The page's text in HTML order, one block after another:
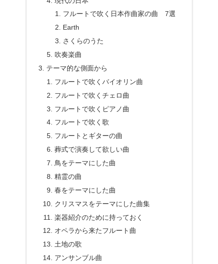
フルートで吹く日本作曲家の曲 7選
Earth
さくらのうた
吹奏楽曲
テーマ的な側面から
フルートで吹くバイオリン曲
フルートで吹くチェロ曲
フルートで吹くピアノ曲
フルートで吹く歌
フルートとギターの曲
葬式で演奏して欲しい曲
鳥をテーマにした曲
精霊の曲
春をテーマにした曲
クリスマスをテーマにした曲集
楽器紹介のために持っておく
オペラから来たフルート曲
土地の歌
アンサンブル曲